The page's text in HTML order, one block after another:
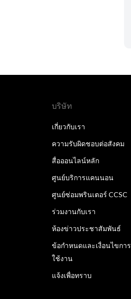
บริษัท
เกี่ยวกับเรา
ความรับผิดชอบต่อสังคม
สื่อออนไลน์หลัก
ศูนย์บริการแคนนอน
ศูนย์ซ่อมพรินเตอร์ CCSC
ร่วมงานกับเรา
ห้องข่าวประชาสัมพันธ์
ข้อกำหนดและเงื่อนไขการ
ใช้งาน
แจ้งเพื่อทราบ